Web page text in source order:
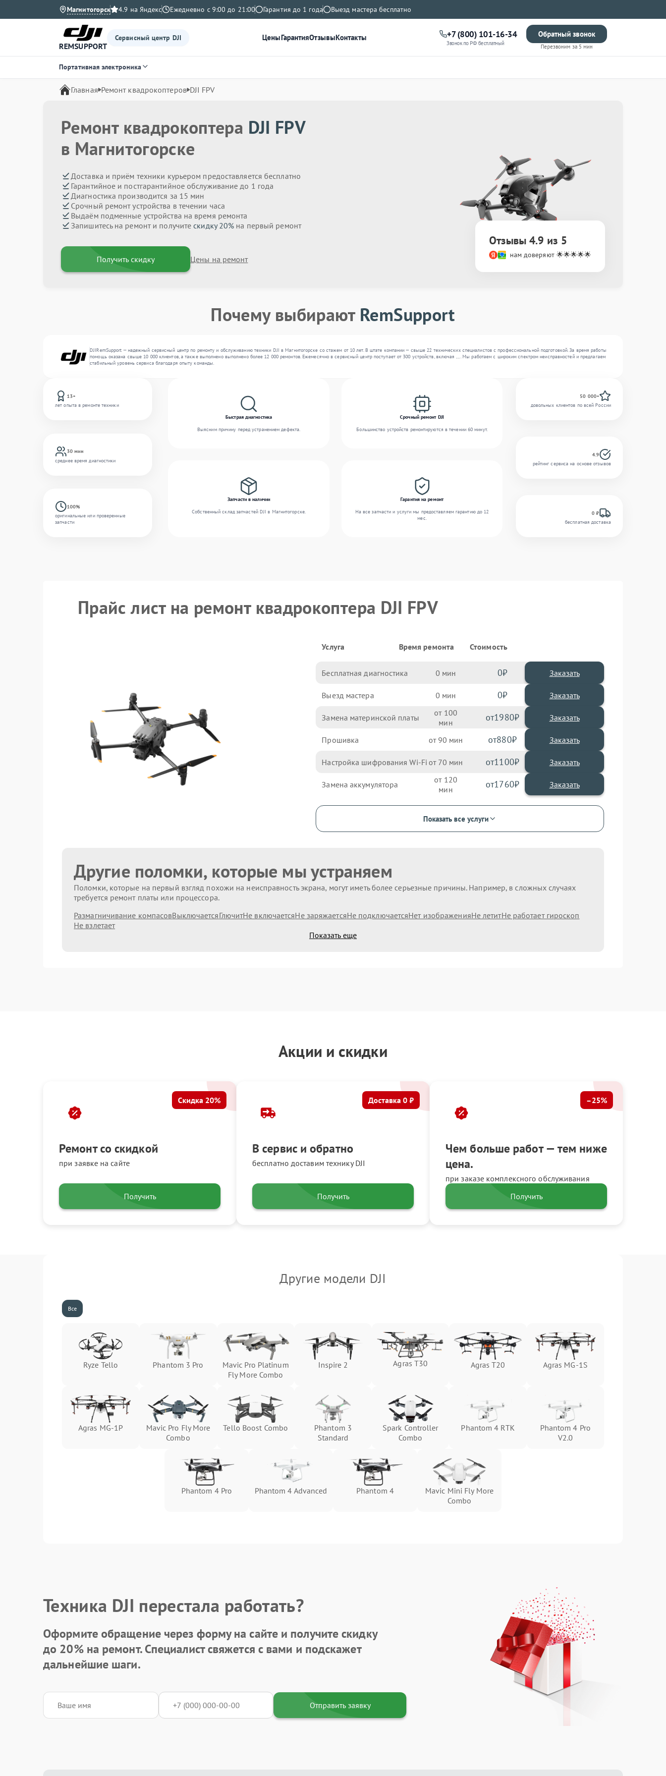
Магнитогорск 4.9 на Яндекс Ежедневно с 9:00 до 21:00 Гарантия до 1 года Выезд мастера бесплатно
REMSUPPORT
Сервисный центр DJI ЦеныГарантияОтзывыКонтакты +7 (800) 101-16-34
Звонок по РФ бесплатный
Обратный звонок
Перезвоним за 5 мин
Портативная электроника
Главная Ремонт квадрокоптеров DJI FPV
Ремонт квадрокоптера DJI FPV
в Магнитогорске
Доставка и приём техники курьером предоставляется бесплатно
Гарантийное и постгарантийное обслуживание до 1 года
Диагностика производится за 15 мин
Срочный ремонт устройства в течении часа
Выдаём подменные устройства на время ремонта
Запишитесь на ремонт и получитескидку 20% на первый ремонт
Получить скидку Цены на ремонт
Отзывы 4.9 из 5
нам доверяют 🌟🌟🌟🌟🌟
Почему выбирают RemSupport
DJIRemSupport — надежный сервисный центр по ремонту и обслуживанию техники DJI в Магнитогорске со стажем от 10 лет. В штате компании — свыше 22 технических специалистов с профессиональной подготовкой. За время работы
помощь оказана свыше 10 000 клиентов, а также выполнено выполнено более 12 000 ремонтов. Ежемесячно в сервисный центр поступает от 300 устройств, включая , , . Мы работаем с широким спектром неисправностей и предлагаем
стабильный уровень сервиса благодаря опыту команды.
13+
лет опыта в ремонте техники
30 мин
среднее время диагностики
100%
оригинальные или проверенные
запчасти
Быстрая диагностика
Выясним причину перед устранением дефекта.
Срочный ремонт DJI
Большинство устройств ремонтируются в течении 60 минут.
Запчасти в наличии
Собственный склад запчастей DJI в Магнитогорске.
Гарантия на ремонт
На все запчасти и услуги мы предоставляем гарантию до 12
мес.
50 000+
довольных клиентов по всей России
4.9
рейтинг сервиса на основе отзывов
0 ₽
бесплатная доставка
Прайс лист на ремонт квадрокоптера DJI FPV
Услуга Время ремонта Стоимость
Бесплатная диагностика 0 0 Заказать
Выезд мастера 0 0 Заказать
Замена материнской платы 100 1980
Прошивка 90 880
Настройка шифрования Wi-Fi 70 1100
Замена аккумулятора 120 1760
Показать все услуги
Другие поломки, которые мы устраняем
Поломки, которые на первый взгляд похожи на неисправность экрана, могут иметь более серьезные причины. Например, в сложных случаях
требуется ремонт платы или процессора.
Размагничивание компасовВыключаетсяГлючитНе включаетсяНе заряжаетсяНе подключаетсяНет изображенияНе летитНе работает гироскоп
Не взлетает
Показать еще
Акции и скидки
Ремонт со скидкой
при заявке на сайте
Скидка 20%
Получить
В сервис и обратно
бесплатно доставим технику DJI
Доставка 0 ₽
Получить
Чем больше работ — тем ниже
цена.
при заказе комплексного обслуживания
–25%
Получить
Другие модели DJI
Все
Ryze Tello Phantom 3 Pro
Mavic Pro Platinum
Fly More Combo
Inspire 2 Agras T30 Agras T20 Agras MG-1S
Agras MG-1P
Mavic Pro Fly More
Combo
Tello Boost Combo
Phantom 3
Standard
Spark Controller
Combo
Phantom 4 RTK
Phantom 4 Pro
V2.0
Phantom 4 Pro Phantom 4 Advanced Phantom 4
Mavic Mini Fly More
Combo
Техника DJI перестала работать?
Оформите обращение через форму на сайте и получитескидку
до 20%на ремонт. Специалист свяжется с вами и подскажет
дальнейшие шаги.
Отправить заявку